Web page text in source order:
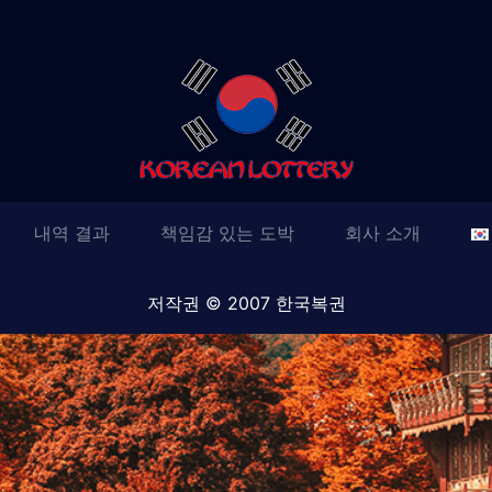
내역 결과 책임감 있는 도박 회사 소개
저작권 © 2007 한국복권